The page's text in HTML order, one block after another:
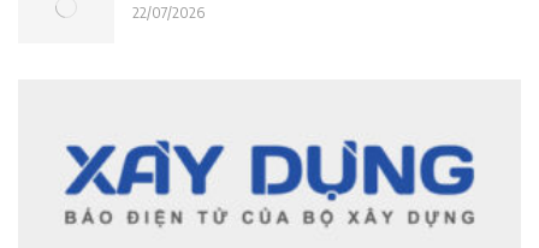
22/07/2026